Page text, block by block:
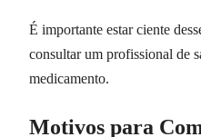
É importante estar ciente
consultar um profissional de
medicamento.
Motivos para